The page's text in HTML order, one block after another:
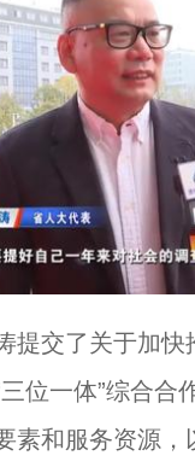
交了关于加快
位一体”综合合
素和服务资源